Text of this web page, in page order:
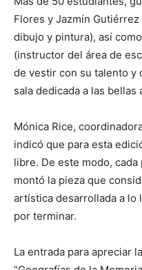
Flores y Jazmín
dibujo y pintura), así
(instructor del área de
de vestir con su talento y
sala dedicada a las bellas
Mónica Rice,
indicó que para esta
libre. De este modo,
montó la pieza que
artística desarrollada a lo
por terminar.
La entrada para apreciar